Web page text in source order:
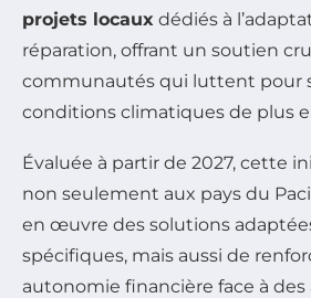
projets locaux dédiés à
réparation, offrant un soutien
communautés qui luttent pour
conditions climatiques de plus
Évaluée à partir de 2027, cette
non seulement aux pays du
en œuvre des solutions
spécifiques, mais aussi de
autonomie financière face à